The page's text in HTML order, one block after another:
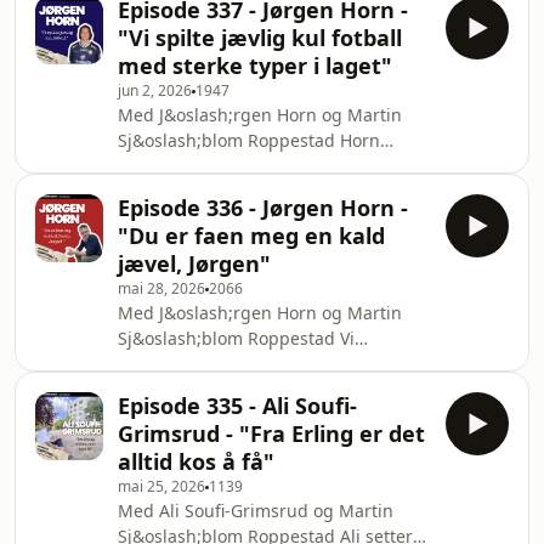
om de beste og verste
mer lik, men ogs&aring; om hva som
fortsatt skiller spillere og lag
n&aring;r kampene bikker. Horn
snakker om konsentrasjon i 90
minutter, trenerrollen, kortspill i
garderoben og tiden i svensk fotball
og betraktningen mot norsk ball. Til
slutt forteller han om d
Episode 337 - Jørgen Horn -
"Vi spilte jævlig kul fotball
med sterke typer i laget"
jun 2, 2026 1947
Med J&oslash;rgen Horn og Martin
Sj&oslash;blom Roppestad Horn
gullsesong.&nbsp;Han snakker om
pauseprater med s&aring;rbarhet,
glede og raseri, om Stefan Johansen
som&nbsp; midtbanegeneral, og om
hvorfor han ville fjernet VAR om han
fikk bestemme. H&oslash;r om straff
etter tapte veddem&aring;l og
kortspill og hvordan han knu
Episode 336 - Jørgen Horn -
"Du er faen meg en kald
jævel, Jørgen"
mai 28, 20262066
Med J&oslash;rgen Horn og Martin
Sj&oslash;blom Roppestad Vi
Horn forteller om &aring;rene i Moss,
Viking, Fredrikstad,
Str&oslash;msgodset og
Sarpsborg.&nbsp;Han snakker om
seriegullet med Str&oslash;msgodset,
Episode 335 - Ali Soufi-
Grimsrud - "Fra Erling er det
alltid kos å få"
mai 25, 2026 1139
Med Ali Soufi-Grimsrud og Martin
Sj&oslash;blom Roppestad Ali setter